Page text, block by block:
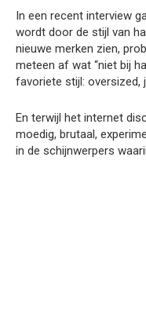
In een recent interview
wordt door de stijl van
nieuwe merken zien,
meteen af wat “niet bij
favoriete stijl: oversized,
En terwijl het internet
moedig, brutaal,
in de schijnwerpers